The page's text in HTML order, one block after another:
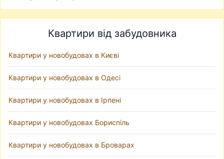
Квартири від забудовника
Квартири у новобудовах в Києві
Квартири у новобудовах в Одесі
Квартири у новобудовах в Ірпені
Квартири у новобудовах Бориспіль
Квартири у новобудовах в Броварах